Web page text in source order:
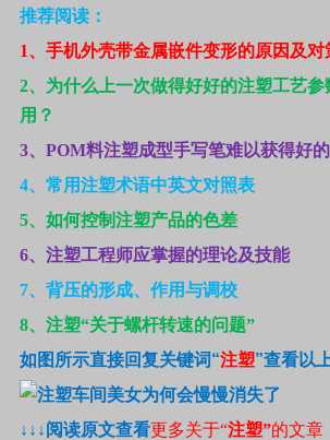
推荐阅读：
1、手机外壳带金属嵌件变形的原因及对
2、为什么上一次做得好好的注塑工艺
用？
3、POM料注塑成型手写笔难以获得好
4、常用注塑术语中英文对照表
5、如何控制注塑产品的色差
6、注塑工程师应掌握的理论及技能
7、背压的形成、作用与调校
8、注塑“关于螺杆转速的问题”
如图所示直接回复关键词“注塑”查看以
↓↓↓阅读原文查看更多关于“注塑”的文章